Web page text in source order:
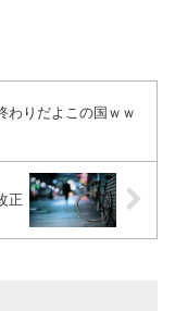
わりだよこの国ｗｗ
正